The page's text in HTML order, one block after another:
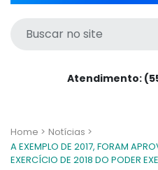
Atendimento:
Home > Notícias >
A EXEMPLO DE 2017, FORAM
EXERCÍCIO DE 2018 DO PODER